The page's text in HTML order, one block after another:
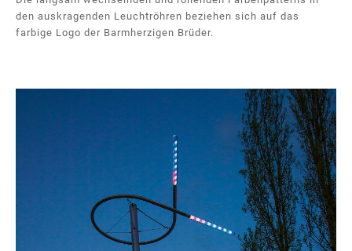
den auskragenden Leuchtröhren beziehen sich auf das
farbige Logo der Barmherzigen Brüder.